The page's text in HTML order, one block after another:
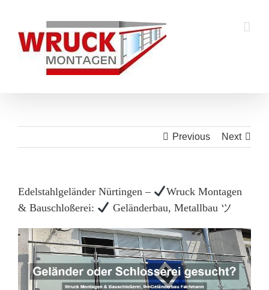
content
Previous Next
Edelstahlgeländer Nürtingen –
Wruck Montagen
& Bauschloßerei:
Geländerbau, Metallbau ツ